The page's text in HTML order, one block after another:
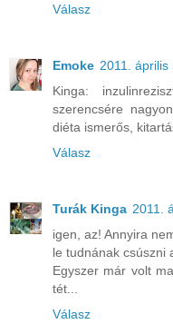
Válasz
Emoke 2011. április
Kinga:
szerencsére
diéta ismerős,
Válasz
Turák Kinga 2011.
igen, az! Annyira
le tudnának csúszni
Egyszer már volt
tét...
Válasz